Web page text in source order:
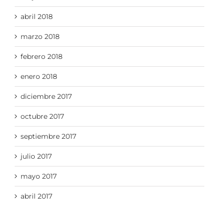
abril 2018
marzo 2018
febrero 2018
enero 2018
diciembre 2017
octubre 2017
septiembre 2017
julio 2017
mayo 2017
abril 2017